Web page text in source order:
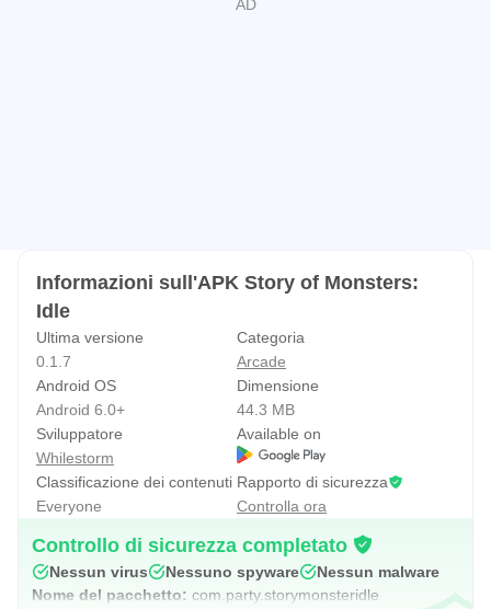
Informazioni sull'APK Story of Monsters:
Idle
Ultima versione
0.1.7
Categoria
Arcade
Android OS
Android 6.0+
Dimensione
44.3 MB
Sviluppatore
Whilestorm
Available on
Classificazione dei contenuti
Everyone
Rapporto di sicurezza
Controlla ora
Controllo di sicurezza completato
Nessun virus Nessuno spyware
Nessun malware
Nome del pacchetto: com.party.storymonsteridle